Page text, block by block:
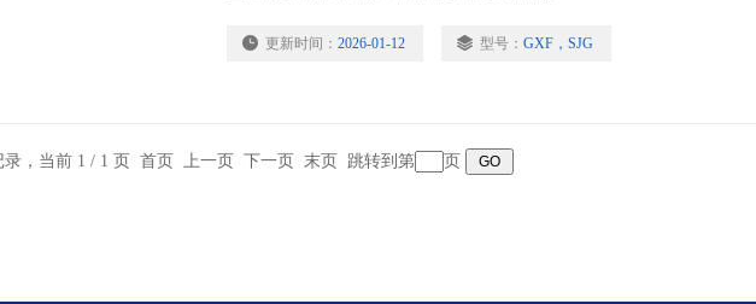
更新时间： 2026-01-12 型号： GXF，SJG
录，当前 1 / 1 页 首页 上一页 下一页 末页 跳转到第 页